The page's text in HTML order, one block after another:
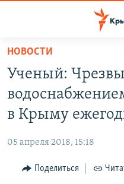
Вернуться
основному
содержанию
Вернутся
главной
навигации
Вернутся
СПЕЦПРОЕКТЫ
ГРУЗ 200
11 ЛЕТ ОККУПАЦИИ КРЫМА.
ВОДА
ЕЩЕ
ИНТЕРАКТИВ
РАДІО СВОБОДА
НОВОСТИ
Ученый:
в Крыму
05 апреля 2018, 15:18
Поделиться